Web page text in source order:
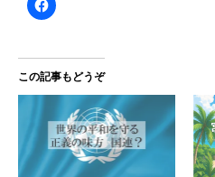
この記事もどうぞ